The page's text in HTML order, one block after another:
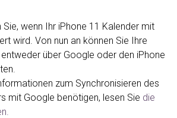
wenn Ihr iPhone 11 Kalender mit
wird. Von nun an können Sie Ihre
über Google oder den iPhone
zum Synchronisieren des
mit Google benötigen, lesen Sie die